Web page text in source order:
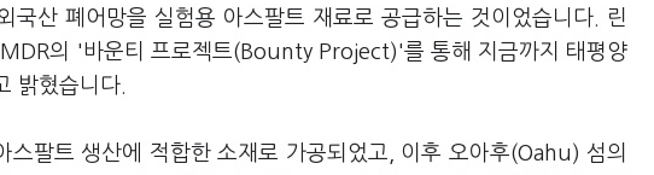
국산 폐어망을 실험용 아스팔트 재료로 공급하는 것이었습니다. 린
의 '바운티 프로젝트(Bounty Project)'를 통해 지금까지 태평양
밝혔습니다.
팔트 생산에 적합한 소재로 가공되었고, 이후 오아후(Oahu) 섬의